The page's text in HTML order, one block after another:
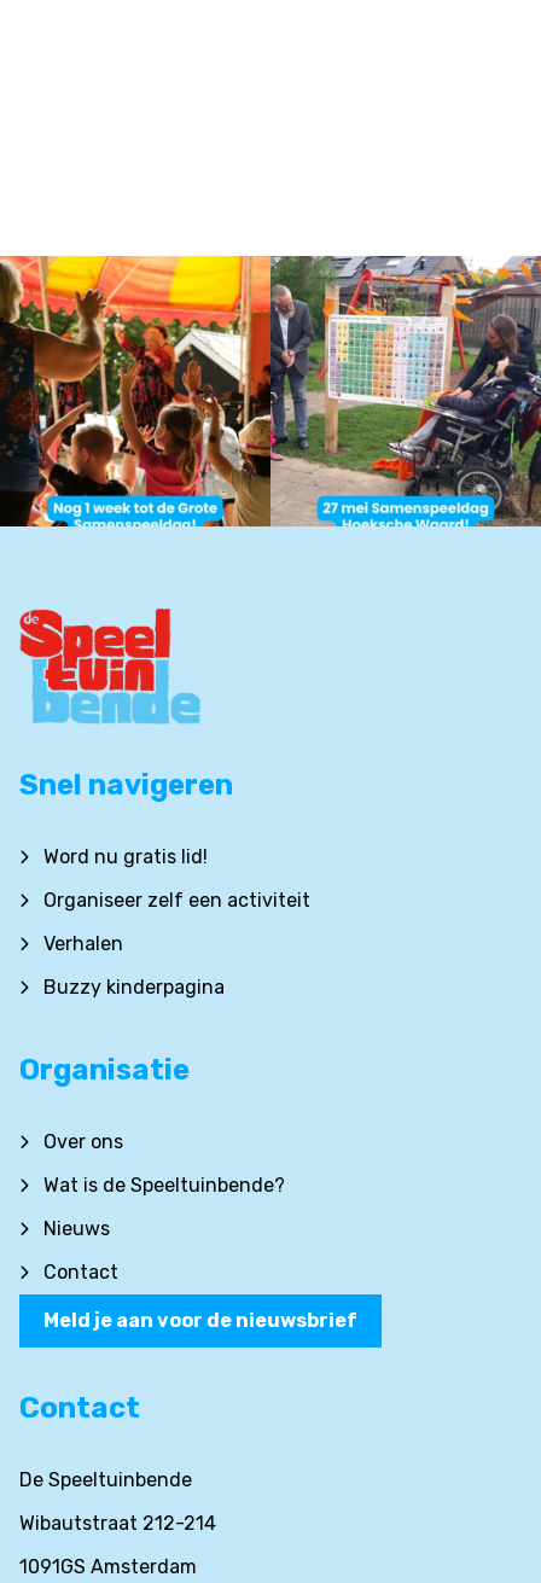
Snel navigeren
Word nu gratis lid!
Organiseer zelf een activiteit
Verhalen
Buzzy kinderpagina
Organisatie
Over ons
Wat is de Speeltuinbende?
Nieuws
Contact
Meld je aan voor de nieuwsbrief
Contact
De Speeltuinbende
Wibautstraat 212-214
1091GS Amsterdam